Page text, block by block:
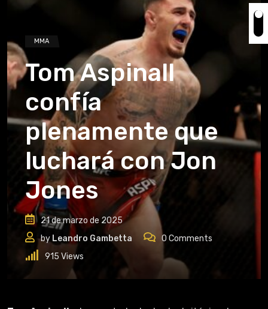
MMA
Tom Aspinall
confía
plenamente que
luchará con Jon
Jones
21 de marzo de 2025
by Leandro Gambetta 0 Comments
915 Views